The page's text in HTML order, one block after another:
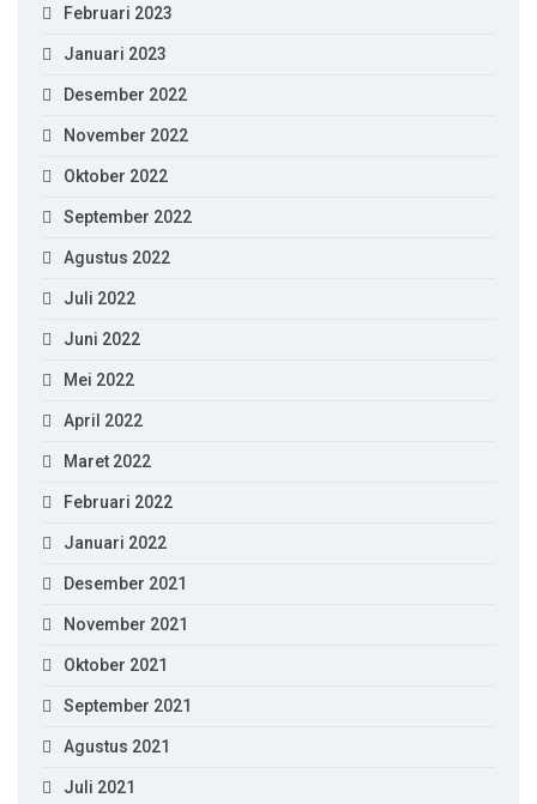
Februari 2023
Januari 2023
Desember 2022
November 2022
Oktober 2022
September 2022
Agustus 2022
Juli 2022
Juni 2022
Mei 2022
April 2022
Maret 2022
Februari 2022
Januari 2022
Desember 2021
November 2021
Oktober 2021
September 2021
Agustus 2021
Juli 2021